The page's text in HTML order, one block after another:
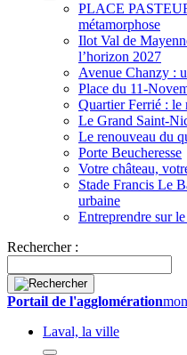
PLACE
métamorphose
Ilot Val de
l’horizon 2027
Avenue Chanzy :
Place du 11-
Quartier Ferrié : le
Le Grand Saint-
Le renouveau du
Porte Beucheresse
Votre château,
Stade Francis Le
urbaine
Entreprendre sur
Rechercher :
Portail de l'agglomération
Laval, la ville